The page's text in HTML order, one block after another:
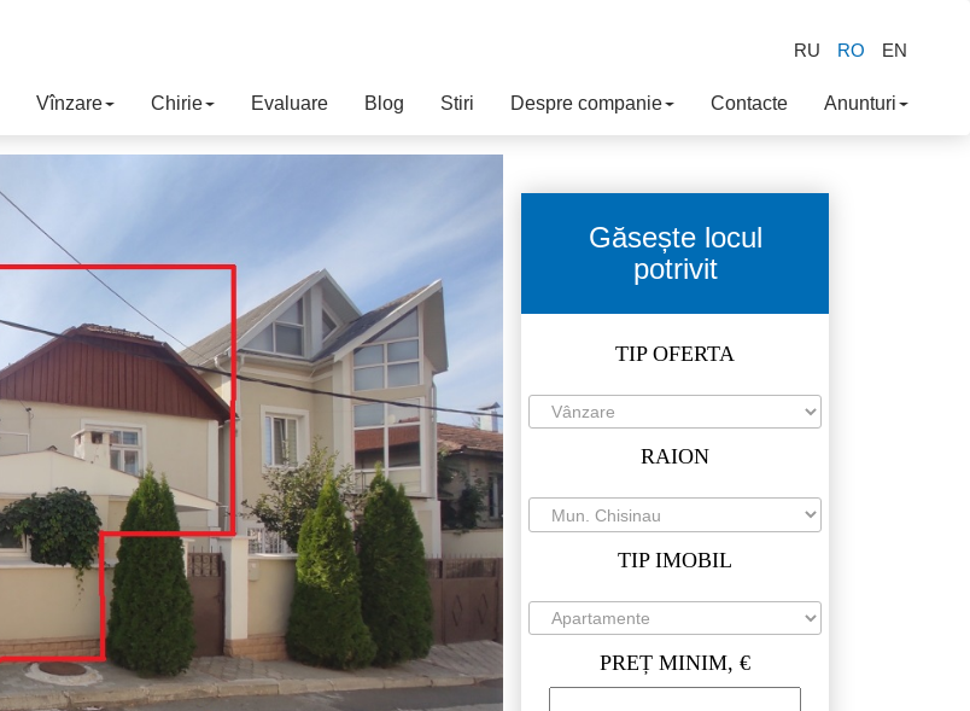
RU RO EN
Vînzare Chirie Evaluare Blog Stiri Despre companie Contacte Anunturi
Găsește locul
potrivit
TIP OFERTA
RAION
TIP IMOBIL
PREȚ MINIM, €